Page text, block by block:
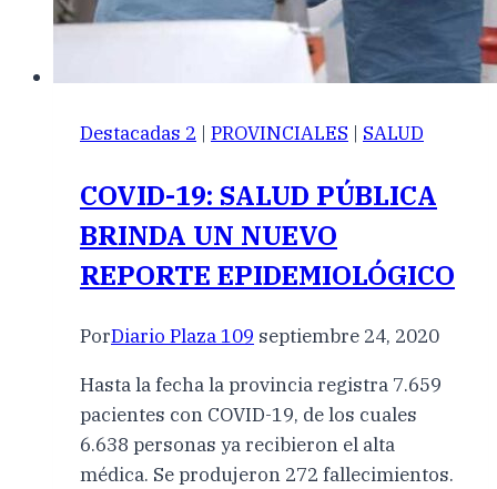
Destacadas 2 | PROVINCIALES | SALUD
COVID-19: SALUD PÚBLICA
BRINDA UN NUEVO
REPORTE EPIDEMIOLÓGICO
PorDiario Plaza 109 septiembre 24, 2020
Hasta la fecha la provincia registra 7.659
pacientes con COVID-19, de los cuales
6.638 personas ya recibieron el alta
médica. Se produjeron 272 fallecimientos.